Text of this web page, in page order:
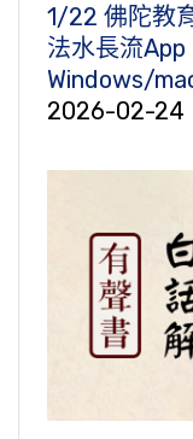
1/22 佛陀教
法水長流
Windows/
2026-02-24